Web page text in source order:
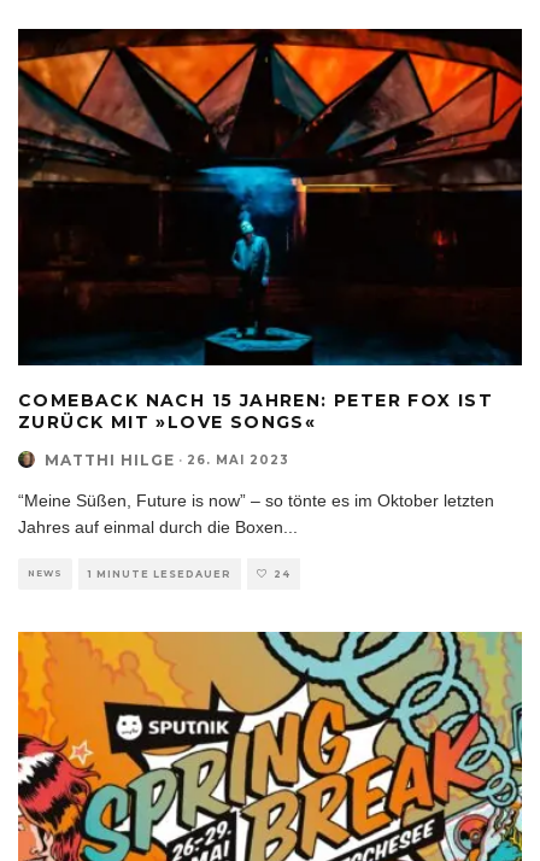
COMEBACK NACH 15 JAHREN: PETER FOX IST
ZURÜCK MIT »LOVE SONGS«
MATTHI HILGE · 26. MAI 2023
“Meine Süßen, Future is now” – so tönte es im Oktober letzten
Jahres auf einmal durch die Boxen
NEWS 1 MINUTE LESEDAUER 24